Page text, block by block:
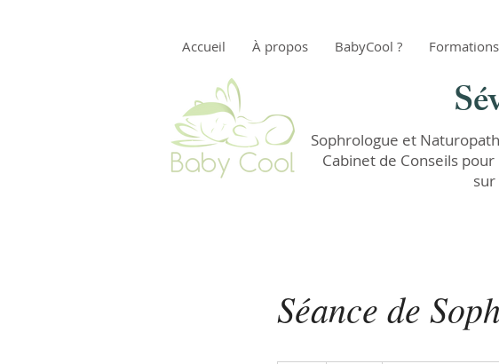
Accueil À propos BabyCool ? Formations
Sophrologue et
Cabinet de Conseils
Séance de